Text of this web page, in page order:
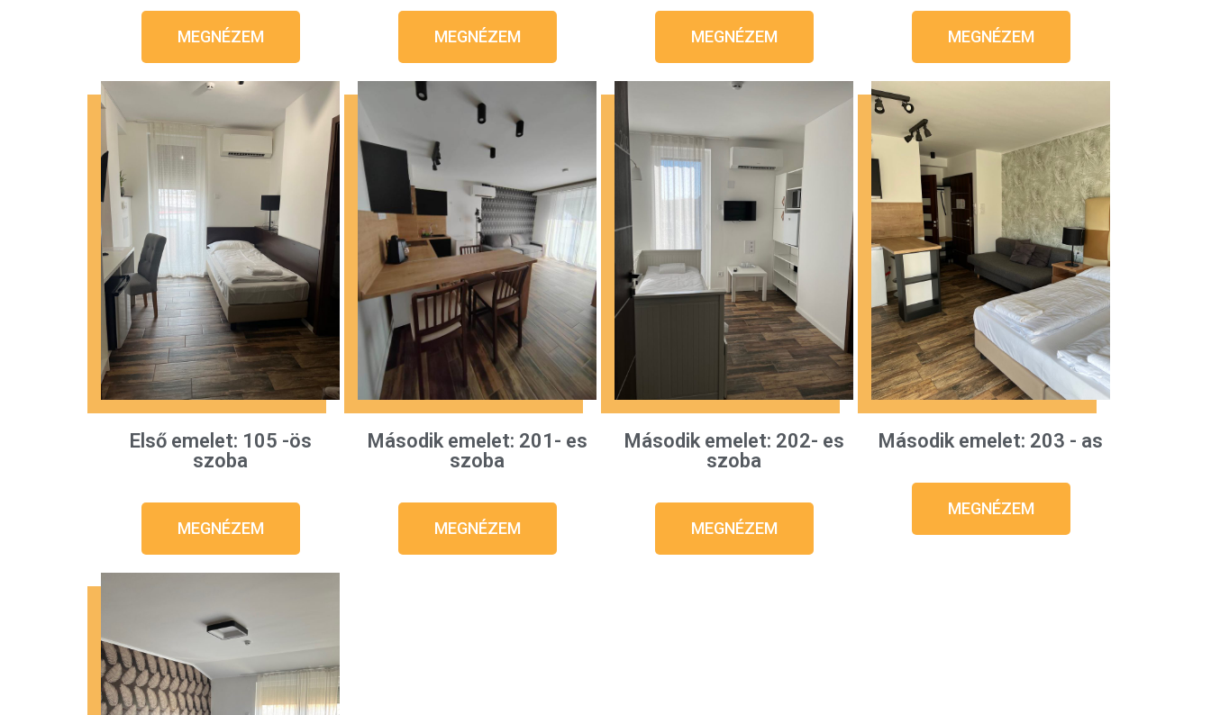
MEGNÉZEM MEGNÉZEM MEGNÉZEM MEGNÉZEM
Első emelet: 105 -ös
szoba
MEGNÉZEM
Második emelet: 201- es
szoba
MEGNÉZEM
Második emelet: 202- es
szoba
MEGNÉZEM
Második emelet: 203 - as
MEGNÉZEM